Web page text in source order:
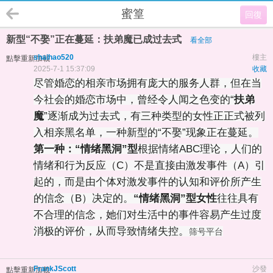
回復
蜜篁
新型“不娶”正在蔓延：扶弟魔已成过去式 看全部
點擊重新加載 樓主
shaihao520
收藏
2025-7-1 15:37:09
尽管婚恋的相亲市场拥有庞大的服务人群，但在当
今社会的婚恋市场中，曾经令人闻之色变的“扶弟
魔”逐渐成为过去式，有三种类型的女性正正式被列
入相亲黑名单，一种新型的“不娶”现象正在蔓延。
第一种：“情绪黑洞”型根据情绪ABC理论，人们的
情绪和行为反应（C）不是直接由激发事件（A）引
起的，而是由个体对激发事件的认知和评价所产生
的信念（B）决定的。 “情绪黑洞”型女性往往具有
不合理的信念，她们对生活中的事件容易产生过度
消极的评价，从而导致情绪失控。 筛号平台
點擊重新加載 沙發
FrankJScott